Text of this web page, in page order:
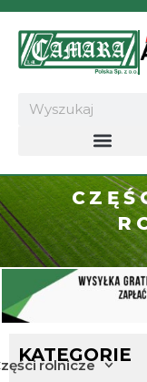
Przejdź
treści
Search
KATEGORIE
rolnicze